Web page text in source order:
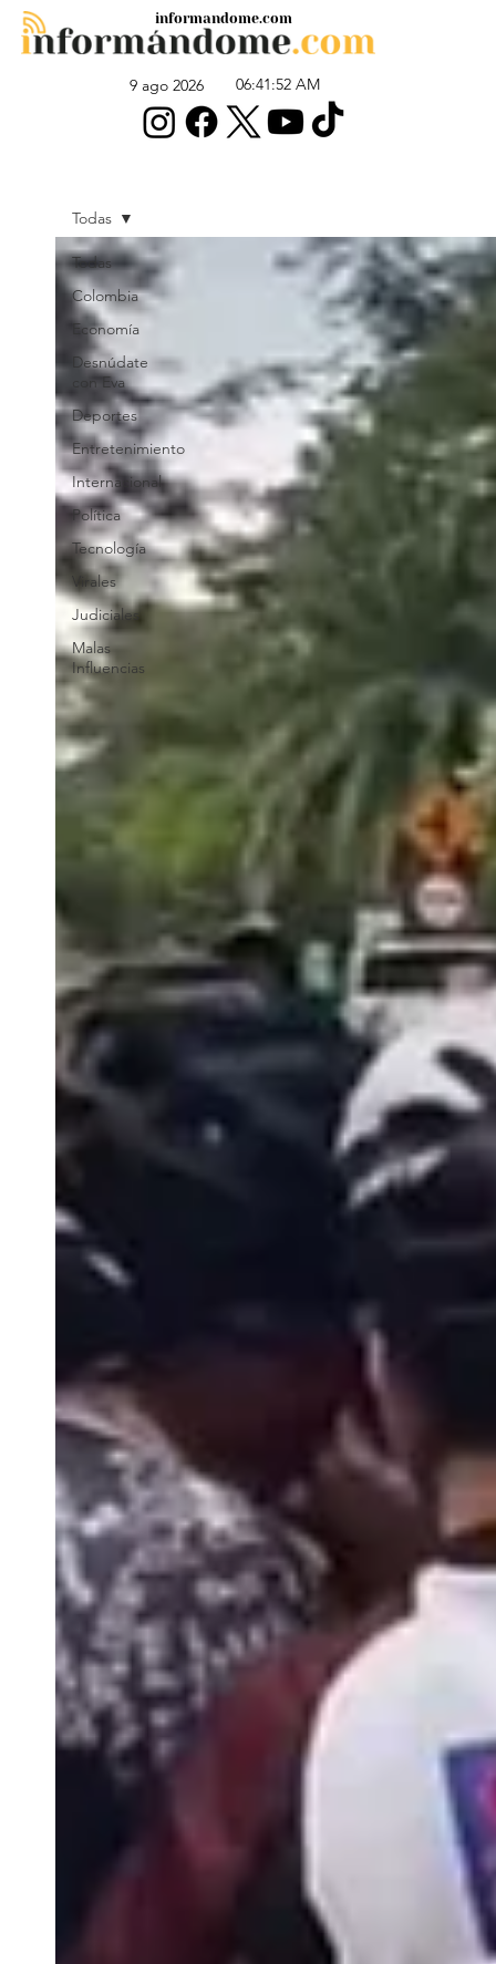
9 ago 2026 06:41:52 AM
informandome.com
Todas
Colombia
Economía
Desnúdate
con Eva
Deportes
Entretenimiento
Internacional
Política
Tecnología
Virales
Judiciales
Malas
Influencias
Todas